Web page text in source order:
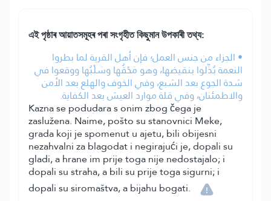
এই পৃষ্ঠাৰ আয়াতসমূহৰ পৰা সংগৃহীত কিছুমান উপকাৰী তথ্য:
• الجزاء من جنس العمل؛ فإن أهل القرية لما بطروا
النعمة بُدِّلوا بنقيضها، وهو مَحْقُها وسَلْبُها ووقعوا في
شدة الجوع بعد الشبع، وفي الخوف والهلع بعد الأمن
والاطمئنان، وفي قلة موارد العيش بعد الكفاية.
Kazna se podudara s onim zbog čega je
zaslužena. Naime, pošto su stanovnici Meke,
grada koji je spomenut u ajetu, bili obijesni
nezahvalni za blagodat i negirajući je, dopali su
gladi, a hrane im prije toga nije nedostajalo; i
dopali su straha, a bili su prije toga sigurni; i
dopali su siromaštva, a bijahu bogati.